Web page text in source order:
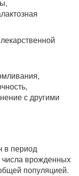
с другими
в период
врожденных
популяцией.